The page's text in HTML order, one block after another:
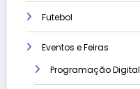
Futebol
Eventos e Feiras
Programação Digital